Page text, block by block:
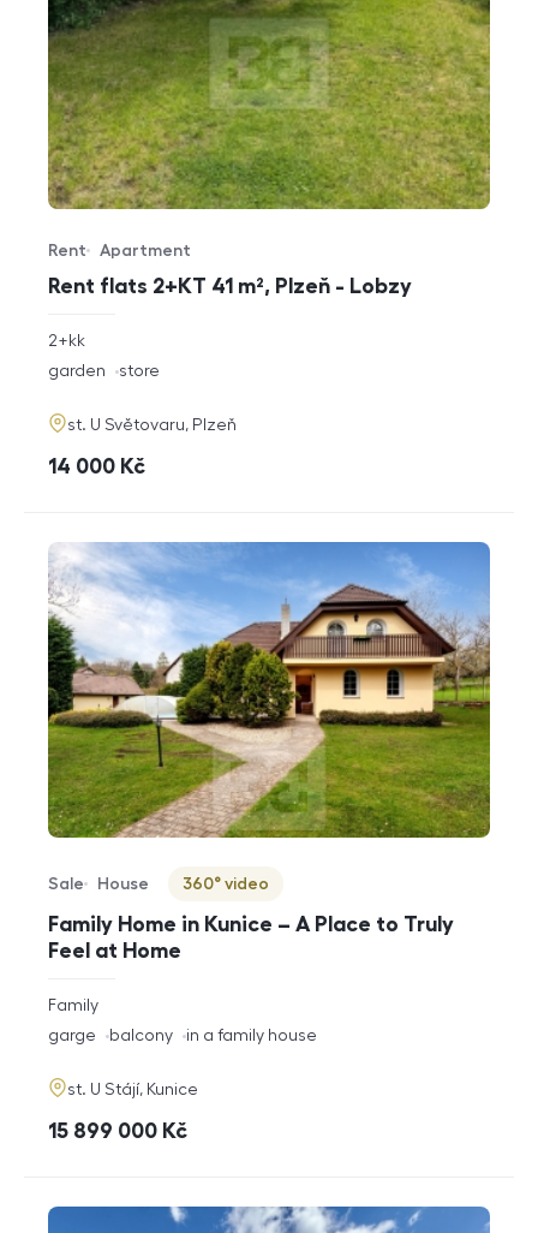
Rent flats 2+KT 41 m², Plzeň - Lobzy
Offer type
Rent
Property type
Apartment
rozměry
2+kk
funkce
garden store
adresa
st. U Světovaru, Plzeň
cena
14 000 Kč
Family Home in Kunice – A Place to Truly
Feel at Home
Offer type
Sale
Property type
House
Virtuální prohlídka
360° video
rozměry
disposition
Family
funkce
garge balcony in a family house
adresa
st. U Stájí, Kunice
cena
15 899 000 Kč